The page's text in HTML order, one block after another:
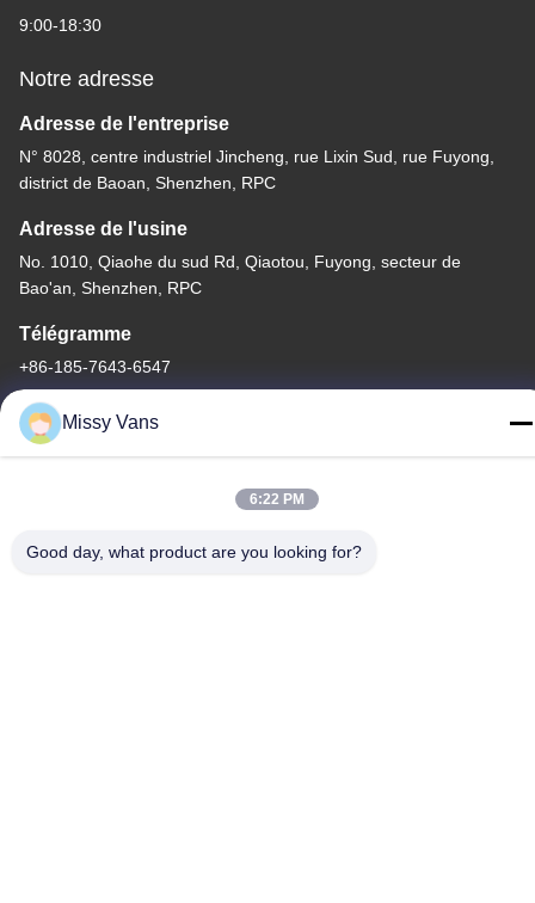
9:00-18:30
Notre adresse
Adresse de l'entreprise
N° 8028, centre industriel Jincheng, rue Lixin Sud, rue Fuyong,
district de Baoan, Shenzhen, RPC
Adresse de l'usine
No. 1010, Qiaohe du sud Rd, Qiaotou, Fuyong, secteur de
Bao'an, Shenzhen, RPC
Télégramme
+86-185-7643-6547
Chine Bonne qualité Pièces de moteur japonaises Le fournisseur.
droits réservés.
Missy Vans
6:22 PM
Good day, what product are you looking for?